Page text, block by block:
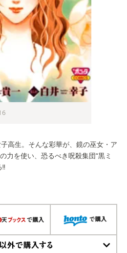
高生。そんな彩華が、鏡の巫女・ア
力を使い、恐るべき呪殺集団“黒ミ